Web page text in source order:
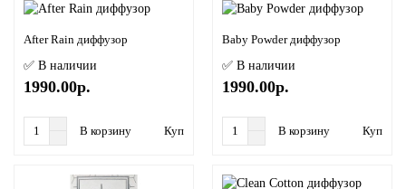
After Rain диффузор
✅ В наличии
1990.00р.
В корзину Купить в 1 клик
Baby Powder диффузор
✅ В наличии
1990.00р.
В корзину Купить